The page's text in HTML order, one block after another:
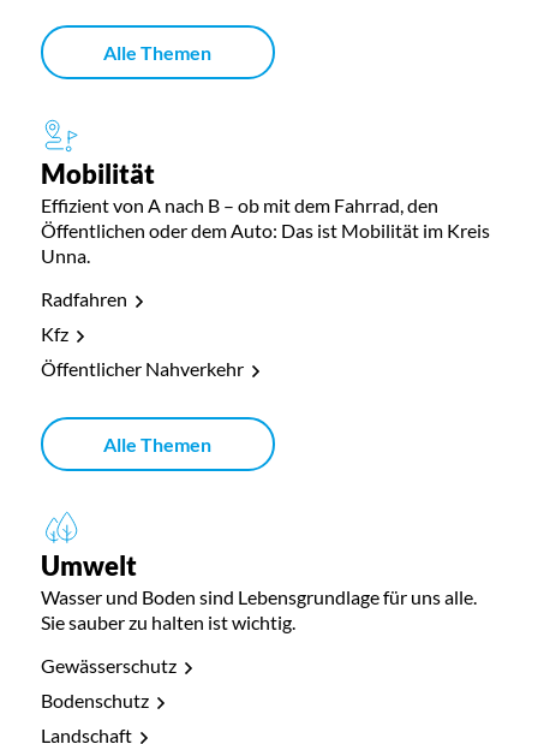
Alle Themen
Mobilität
Effizient von A nach B – ob mit dem Fahrrad, den
Öffentlichen oder dem Auto: Das ist Mobilität im Kreis
Unna.
Radfahren
Kfz
Öffentlicher Nahverkehr
Alle Themen
Umwelt
Wasser und Boden sind Lebensgrundlage für uns alle.
Sie sauber zu halten ist wichtig.
Gewässerschutz
Bodenschutz
Landschaft